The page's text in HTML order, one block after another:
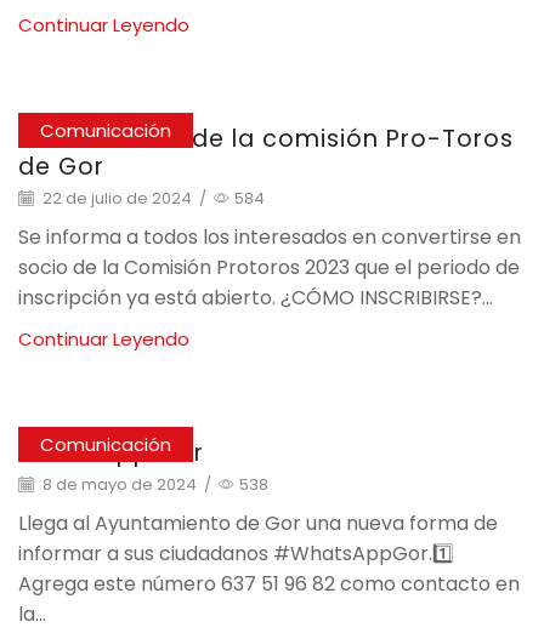
Continuar Leyendo
Comunicación
Comunicado de la comisión Pro-Toros
de Gor
22 de julio de 2024 / 584
Se informa a todos los interesados en convertirse en
socio de la Comisión Protoros 2023 que el periodo de
inscripción ya está abierto. ¿CÓMO INSCRIBIRSE?...
Continuar Leyendo
Comunicación
WhatsApp Gor
8 de mayo de 2024 / 538
Llega al Ayuntamiento de Gor una nueva forma de
informar a sus ciudadanos #WhatsAppGor.1️⃣
Agrega este número 637 51 96 82 como contacto en
la...